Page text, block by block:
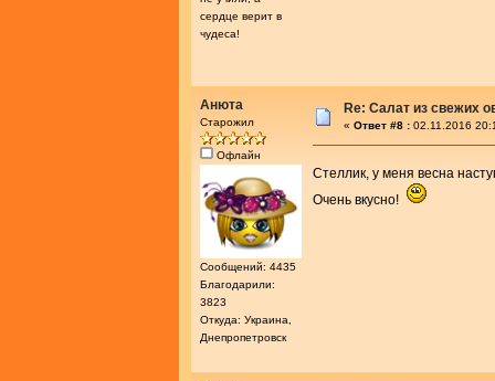
сердце верит в
чудеса!
Анюта
Старожил
Офлайн
Сообщений: 4435
Благодарили:
3823
Откуда: Украина,
Днепропетровск
Re: Салат из свежих
« Ответ #8 : 02.11.2016
Стеллик, у меня весна
Очень вкусно!